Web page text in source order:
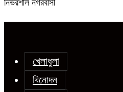
নির্ভরশীল নগরবাসী
খেলাধুলা
বিনোদন